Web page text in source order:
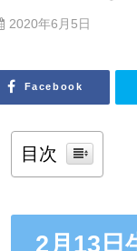
2020年6月5日
Facebook
目次
2月13日